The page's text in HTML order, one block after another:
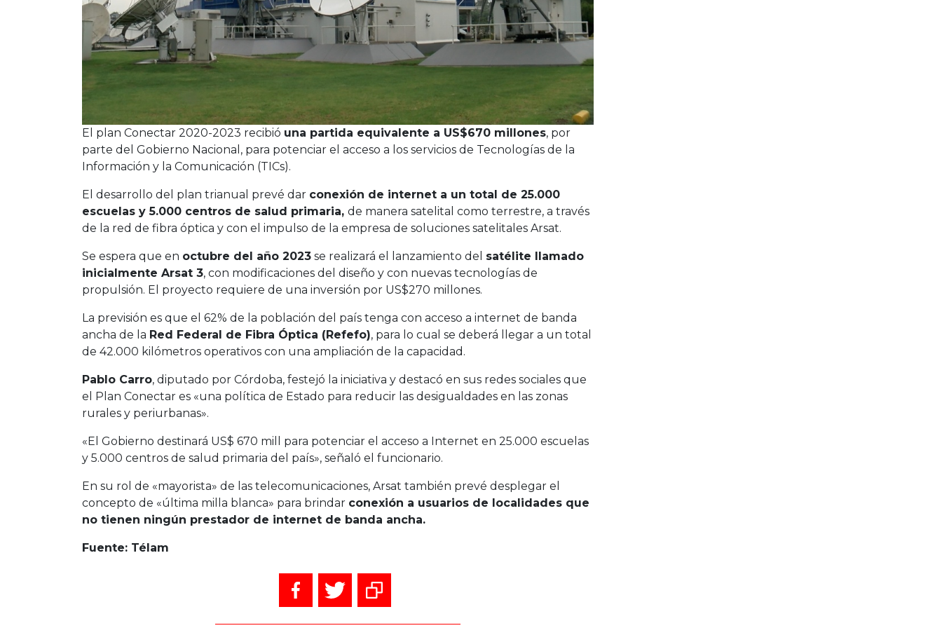
El plan Conectar 2020-2023 recibió una partida equivalente a US$670 millones, por
parte del Gobierno Nacional, para potenciar el acceso a los servicios de Tecnologías de la
Información y la Comunicación (TICs).
El desarrollo del plan trianual prevé dar conexión de internet a un total de 25.000
escuelas y 5.000 centros de salud primaria, de manera satelital como terrestre, a través
de la red de fibra óptica y con el impulso de la empresa de soluciones satelitales Arsat.
Se espera que en octubre del año 2023 se realizará el lanzamiento del satélite llamado
inicialmente Arsat 3, con modificaciones del diseño y con nuevas tecnologías de
propulsión. El proyecto requiere de una inversión por US$270 millones.
La previsión es que el 62% de la población del país tenga con acceso a internet de banda
ancha de la Red Federal de Fibra Óptica (Refefo), para lo cual se deberá llegar a un total
de 42.000 kilómetros operativos con una ampliación de la capacidad.
Pablo Carro, diputado por Córdoba, festejó la iniciativa y destacó en sus redes sociales que
el Plan Conectar es «una política de Estado para reducir las desigualdades en las zonas
rurales y periurbanas».
«El Gobierno destinará US$ 670 mill para potenciar el acceso a Internet en 25.000 escuelas
y 5.000 centros de salud primaria del país», señaló el funcionario.
En su rol de «mayorista» de las telecomunicaciones, Arsat también prevé desplegar el
concepto de «última milla blanca» para brindar conexión a usuarios de localidades que
no tienen ningún prestador de internet de banda ancha.
Fuente: Télam